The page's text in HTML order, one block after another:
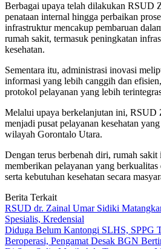
Berbagai upaya telah dilakukan RSUD
penataan internal hingga perbaikan
infrastruktur mencakup pembaruan
rumah sakit, termasuk peningkatan
kesehatan.
Sementara itu, administrasi inovasi
informasi yang lebih canggih dan
protokol pelayanan yang lebih
Melalui upaya berkelanjutan ini, RSUD
menjadi pusat pelayanan kesehatan
wilayah Gorontalo Utara.
Dengan terus berbenah diri, rumah
memberikan pelayanan yang
serta kebutuhan kesehatan secara
Berita Terkait
RSUD dr. Zainal Umar Sidiki
Spesialis, Kredensial
Diduga Belum Kantongi SLHS, SPPG
Beroperasi, Pengamat Desak BGN